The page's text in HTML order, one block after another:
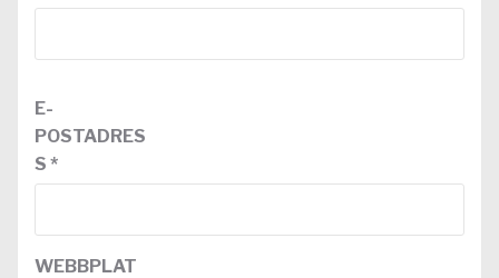
E-
POSTADRES
S *
WEBBPLAT